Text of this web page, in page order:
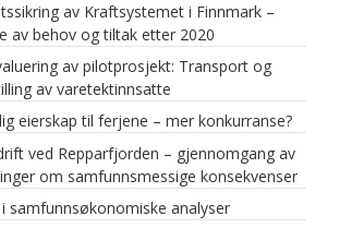
av Kraftsystemet i Finnmark –
av behov og tiltak etter 2020
av pilotprosjekt: Transport og
av varetektinnsatte
eierskap til ferjene – mer konkurranse?
ved Repparfjorden – gjennomgang av
om samfunnsmessige konsekvenser
samfunnsøkonomiske analyser